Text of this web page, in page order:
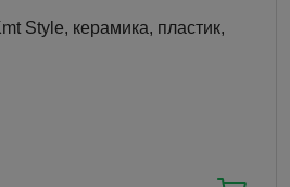
Style, керамика, пластик,